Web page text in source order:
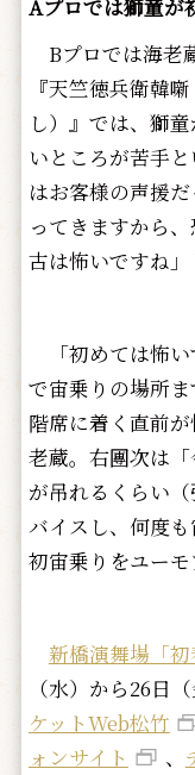
Aプロでは獅童が
Bプロでは海老
『天竺徳兵衛韓
し）』では、獅
いところが苦手
はお客様の声援
ってきますから
古は怖いですね」
「初めては怖い
で宙乗りの場所
階席に着く直前
老蔵。右團次は
が吊れるくらい
バイスし、何度
初宙乗りをユーモ
新橋演舞場「初
（水）から26日
ケットWeb松竹
ォンサイト
、